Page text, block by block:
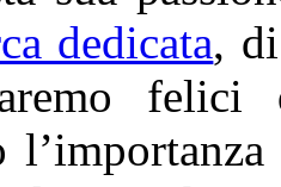
dedicata,
felici